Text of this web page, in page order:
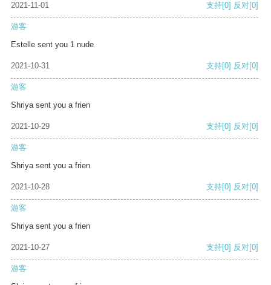
2021-11-01 支持[0] 反对[0]
游客
Estelle sent you 1 nude
2021-10-31 支持[0] 反对[0]
游客
Shriya sent you a frien
2021-10-29 支持[0] 反对[0]
游客
Shriya sent you a frien
2021-10-28 支持[0] 反对[0]
游客
Shriya sent you a frien
2021-10-27 支持[0] 反对[0]
游客